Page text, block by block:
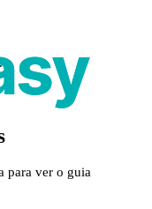
para ver o guia